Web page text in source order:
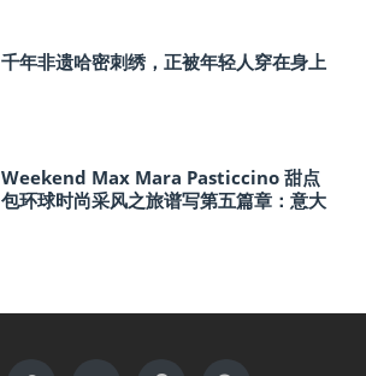
千年非遗哈密刺绣，正被年轻人穿在身上
Weekend Max Mara Pasticcino 甜点
包环球时尚采风之旅谱写第五篇章：意大